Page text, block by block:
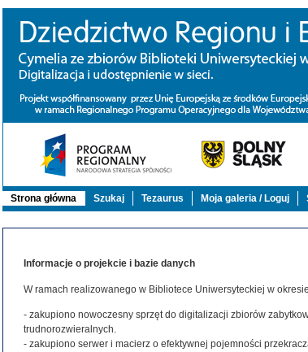
Strona główna Szukaj Tezaurus Moja galeria / Loguj
Informacje o projekcie i bazie danych
W ramach realizowanego w Bibliotece Uniwersyteckiej w
- zakupiono nowoczesny sprzęt do digitalizacji zbiorów
trudnorozwieralnych.
- zakupiono serwer i macierz o efektywnej pojemności